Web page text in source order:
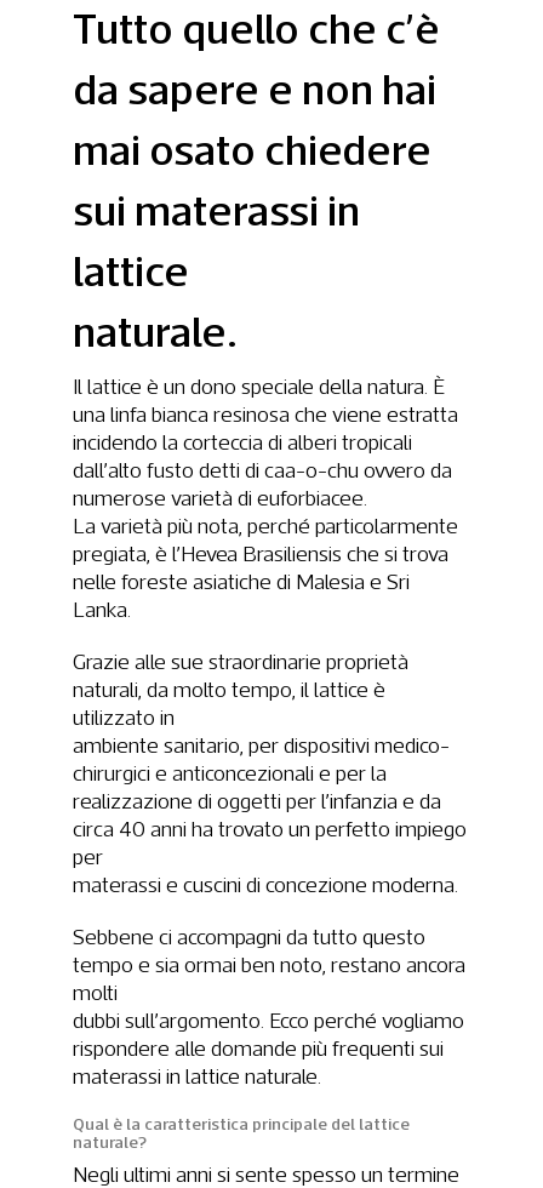
Tutto quello che c’è
da sapere e non hai
mai osato chiedere
sui materassi in
lattice
naturale.
Il lattice è un dono speciale della natura. È
una linfa bianca resinosa che viene estratta
incidendo la corteccia di alberi tropicali
dall’alto fusto detti di caa-o-chu ovvero da
numerose varietà di euforbiacee.
La varietà più nota, perché particolarmente
pregiata, è l’Hevea Brasiliensis che si trova
nelle foreste asiatiche di Malesia e Sri
Lanka.
Grazie alle sue straordinarie proprietà
naturali, da molto tempo, il lattice è
utilizzato in
ambiente sanitario, per dispositivi medico-
chirurgici e anticoncezionali e per la
realizzazione di oggetti per l’infanzia e da
circa 40 anni ha trovato un perfetto impiego
per
materassi e cuscini di concezione moderna.
Sebbene ci accompagni da tutto questo
tempo e sia ormai ben noto, restano ancora
molti
dubbi sull’argomento. Ecco perché vogliamo
rispondere alle domande più frequenti sui
materassi in lattice naturale.
Qual è la caratteristica principale del lattice
naturale?
Negli ultimi anni si sente spesso un termine